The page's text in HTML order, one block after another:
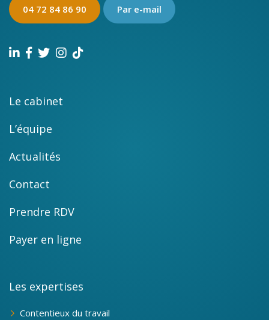
04 72 84 86 90 Par e-mail
Le cabinet
L’équipe
Actualités
Contact
Prendre RDV
Payer en ligne
Les expertises
Contentieux du travail